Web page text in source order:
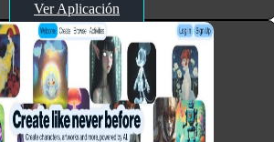
Ver Aplicación